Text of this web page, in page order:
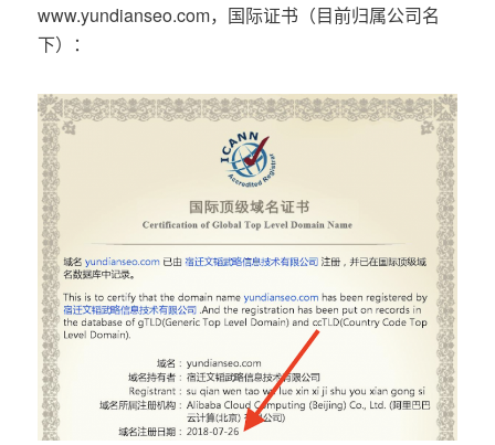
www.yundianseo.com，国际证书（目前归属公司名
下）：